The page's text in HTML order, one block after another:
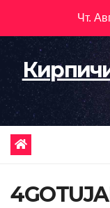
содержимому
Чт.